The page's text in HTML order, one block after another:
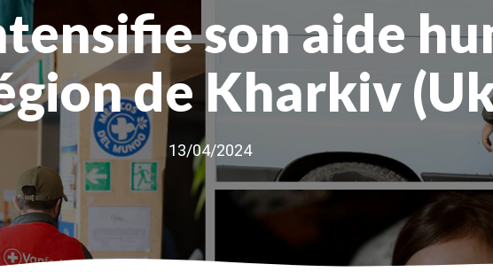
son aide
de Kharkiv
13/04/2024